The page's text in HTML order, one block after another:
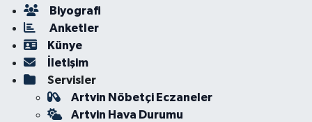
Biyografi
Anketler
Künye
İletişim
Servisler
Artvin Nöbetçi Eczaneler
Artvin Hava Durumu